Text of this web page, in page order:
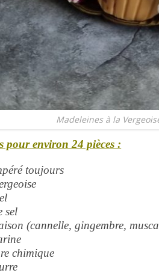
Madeleines à la
pour environ 24 pièces :
toujours
sel
(cannelle, gingembre,
chimique